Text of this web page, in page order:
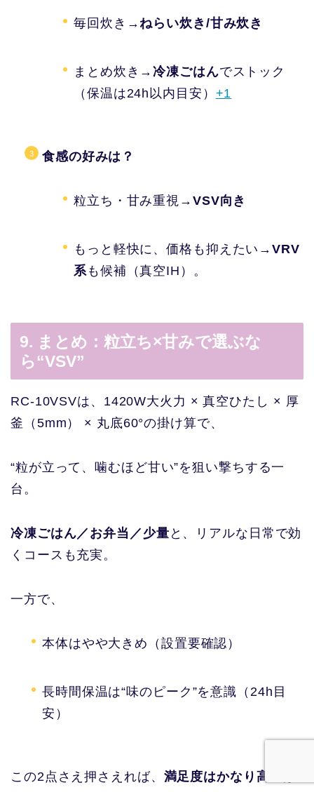
毎回炊き→ ねらい炊き/甘み炊き
まとめ炊き→冷凍ごはんでストック
（保温は24h以内目安） +1
食感の好みは？
粒立ち・甘み重視→ VSV向き
もっと軽快に、価格も抑えたい→VRV
系 も候補（真空IH）。
9. まとめ：粒立ち×甘みで選ぶな
ら“VSV”
RC-10VSVは、1420W大火力 × 真空ひたし × 厚
釜（5mm） × 丸底60°の掛け算で、
“粒が立って、噛むほど甘い”を狙い撃ちする一
台。
冷凍ごはん／お弁当／少量 と、リアルな日常で効
くコースも充実。
一方で、
本体はやや大きめ（設置要確認）
長時間保温は“味のピーク”を意識（24h目
安）
この2点さえ押さえれば、 満足度はかなり高い